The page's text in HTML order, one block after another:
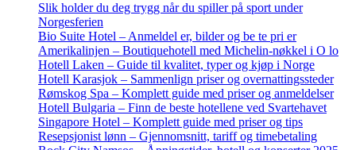
Slik holder du deg trygg når du spiller på sport under
Norgesferien
Bio Suite Hotel – Anmeldel er, bilder og be te pri er
Amerikalinjen – Boutiquehotell med Michelin-nøkkel i O lo
Hotell Laken – Guide til kvalitet, typer og kjøp i Norge
Hotell Karasjok – Sammenlign priser og overnattingssteder
Rømskog Spa – Komplett guide med priser og anmeldelser
Hotell Bulgaria – Finn de beste hotellene ved Svartehavet
Singapore Hotel – Komplett guide med priser og tips
Resepsjonist lønn – Gjennomsnitt, tariff og timebetaling